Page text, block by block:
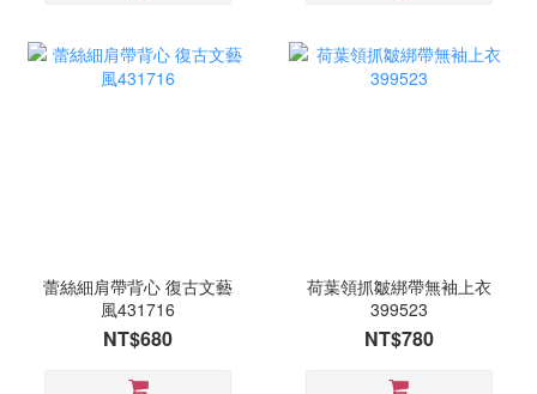
蕾絲細肩帶背心 復古文藝
風431716
NT$680
荷葉領抓皺綁帶無袖上衣
399523
NT$780